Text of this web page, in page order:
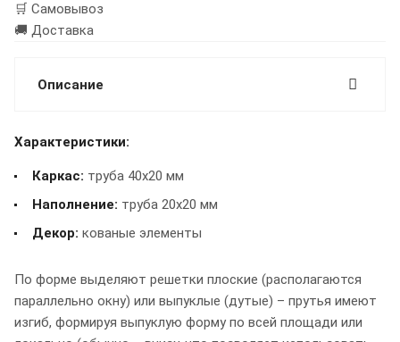
🛒 Самовывоз
🚚 Доставка
Описание
Характеристики:
Каркас: труба 40х20 мм
Наполнение: труба 20х20 мм
Декор: кованые элементы
По форме выделяют решетки плоские (располагаются
параллельно окну) или выпуклые (дутые) – прутья имеют
изгиб, формируя выпуклую форму по всей площади или